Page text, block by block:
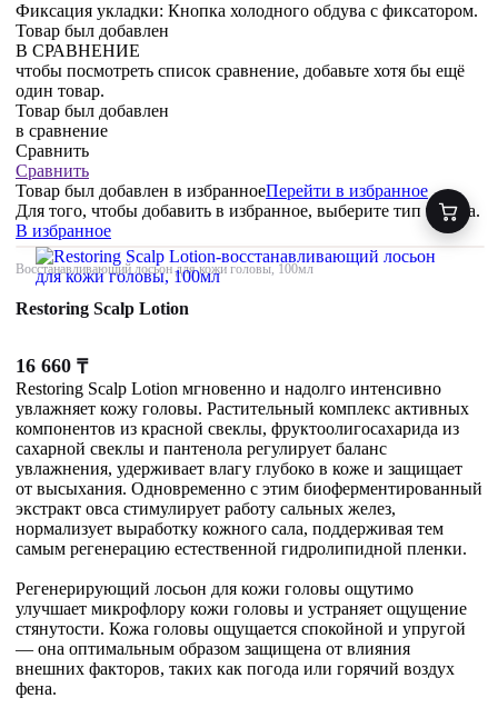
Фиксация укладки: Кнопка холодного обдува с фиксатором.
Товар был добавлен
В СРАВНЕНИЕ
чтобы посмотреть список сравнение, добавьте хотя бы ещё
один товар.
Товар был добавлен
в сравнение
Сравнить
Сравнить
Товар был добавлен в избранноеПерейти в избранное
Для того, чтобы добавить в избранное, выберите тип товара.
В избранное
Восстанавливающий лосьон для кожи головы, 100мл
Restoring Scalp Lotion
16 660 ₸
Restoring Scalp Lotion мгновенно и надолго интенсивно
увлажняет кожу головы. Растительный комплекс активных
компонентов из красной свеклы, фруктоолигосахарида из
сахарной свеклы и пантенола регулирует баланс
увлажнения, удерживает влагу глубоко в коже и защищает
от высыхания. Одновременно с этим биоферментированный
экстракт овса стимулирует работу сальных желез,
нормализует выработку кожного сала, поддерживая тем
самым регенерацию естественной гидролипидной пленки.
Регенерирующий лосьон для кожи головы ощутимо
улучшает микрофлору кожи головы и устраняет ощущение
стянутости. Кожа головы ощущается спокойной и упругой
— она оптимальным образом защищена от влияния
внешних факторов, таких как погода или горячий воздух
фена.